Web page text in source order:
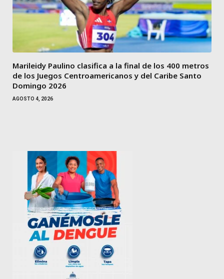
Marileidy Paulino clasifica a la final de los 400 metros
de los Juegos Centroamericanos y del Caribe Santo
Domingo 2026
AGOSTO 4, 2026